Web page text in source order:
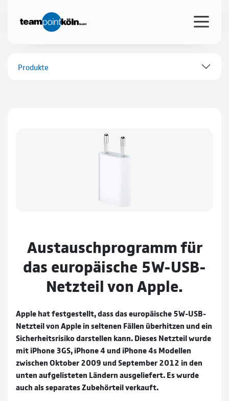
Produkte
Austauschprogramm für
das europäische 5W-USB-
Netzteil von Apple.
Apple hat festgestellt, dass das europäische 5W-USB-
Netzteil von Apple in seltenen Fällen überhitzen und ein
Sicherheitsrisiko darstellen kann. Dieses Netzteil wurde
mit iPhone 3GS, iPhone 4 und iPhone 4s Modellen
zwischen Oktober 2009 und September 2012 in den
unten aufgelisteten Ländern ausgeliefert. Es wurde
auch als separates Zubehörteil verkauft.